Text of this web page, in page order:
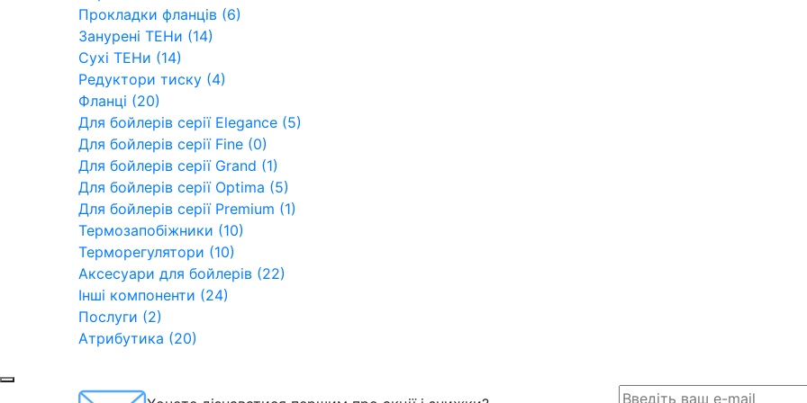
Прокладки фланців (6)
Занурені ТЕНи (14)
Сухі ТЕНи (14)
Редуктори тиску (4)
Фланці (20)
Для бойлерів серії Elegance (5)
Для бойлерів серії Fine (0)
Для бойлерів серії Grand (1)
Для бойлерів серії Optima (5)
Для бойлерів серії Premium (1)
Термозапобіжники (10)
Терморегулятори (10)
Аксесуари для бойлерів (22)
Інші компоненти (24)
Послуги (2)
Атрибутика (20)